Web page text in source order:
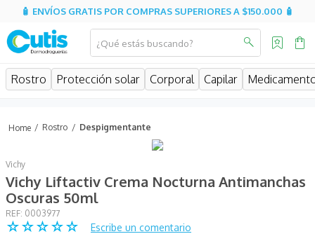
🧴 ENVÍOS GRATIS POR COMPRAS SUPERIORES A $150.000 🧴
¿Qué estás buscando?
Rostro Protección solar Corporal Capilar
Rostro Despigmentante
Vichy
Vichy Liftactiv Crema Nocturna Antimanchas
Oscuras 50ml
: 0003977
☆☆☆☆☆
Escribe un comentario
MÁS BUSCADOS